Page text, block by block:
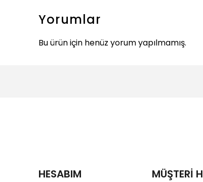
Yorumlar
Bu ürün için henüz yorum yapılmamış.
HESABIM MÜŞTERİ